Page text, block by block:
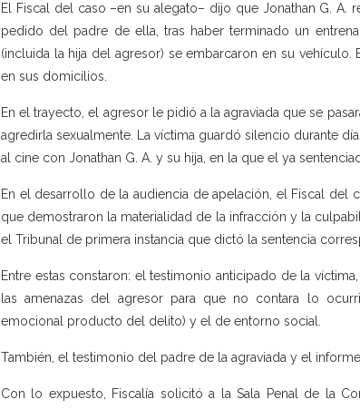
El Fiscal del caso –en su alegato– dijo que Jonathan G.
pedido del padre de ella, tras haber terminado un
(incluida la hija del agresor) se embarcaron en su
en sus domicilios.
En el trayecto, el agresor le pidió a la agraviada que se
agredirla sexualmente. La víctima guardó silencio durante
al cine con Jonathan G. A. y su hija, en la que el ya
En el desarrollo de la audiencia de apelación, el Fiscal del
que demostraron la materialidad de la infracción y la
el Tribunal de primera instancia que dictó la sentencia
Entre estas constaron: el testimonio anticipado de la
las amenazas del agresor para que no contara lo
emocional producto del delito) y el de entorno social.
También, el testimonio del padre de la agraviada y el
Con lo expuesto, Fiscalía solicitó a la Sala Penal de la